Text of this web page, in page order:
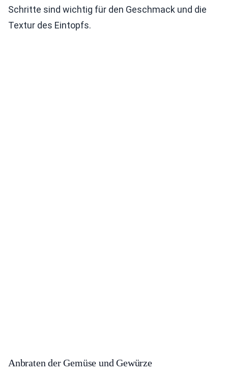
Schritte sind wichtig für den Geschmack und die
Textur des Eintopfs.
Anbraten der Gemüse und Gewürze